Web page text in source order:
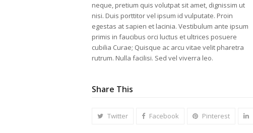
neque, pretium quis volutpat sit amet, dignissim ut
nisi. Duis porttitor vel ipsum id vulputate. Proin
egestas at sapien et lacinia. Vestibulum ante ipsum
primis in faucibus orci luctus et ultrices posuere
cubilia Curae; Quisque ac arcu vitae velit pharetra
rutrum. Nulla facilisi. Sed vel viverra leo.
Share This
Twitter Facebook Pinterest